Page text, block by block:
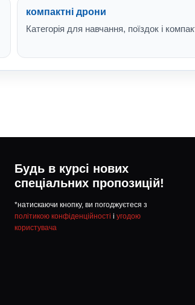
компактні дрони
Категорія для навчання, поїздок і
Будь в курсі нових
спеціальних пропозицій!
*натискаючи кнопку, ви погоджуєтеся з
політикою конфіденційності і угодою
користувача